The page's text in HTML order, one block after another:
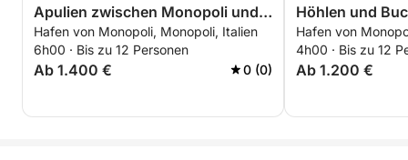
Apulien zwischen Monopoli und
Polignano
Hafen von Monopoli, Monopoli, Italien
6h00 · Bis zu 12 Personen
Ab 1.400 € 0 (0)
Höhlen und
Hafen von
4h00 · Bis zu 12
Ab 1.200 €